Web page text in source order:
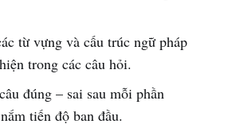
từ vựng và cấu trúc ngữ pháp
trong các câu hỏi.
đúng – sai sau mỗi phần
tiến độ ban đầu.